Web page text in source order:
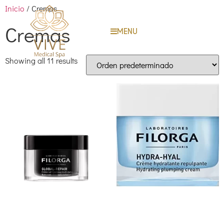
MENU
Inicio / Cremas
Cremas
Showing all 11 results